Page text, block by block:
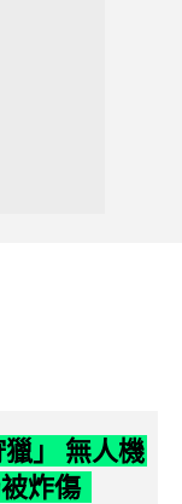
」 無人機
炸傷